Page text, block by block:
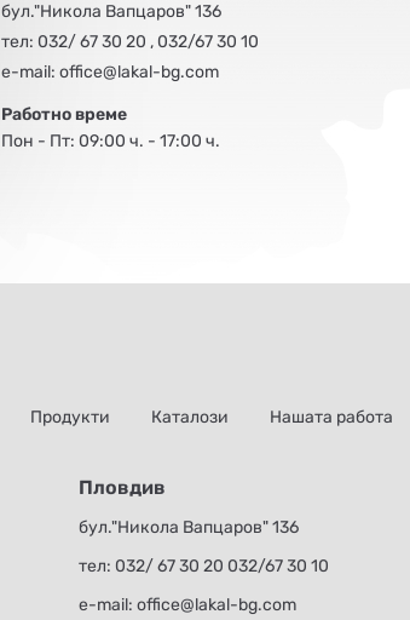
бул."Никола Вапцаров" 136
тел: 032/ 67 30 20 , 032/67 30 10
е-mail: office@lakal-bg.com
Работно време
Пон - Пт: 09:00 ч. - 17:00 ч.
Продукти Каталози Нашата работа
Пловдив
бул."Никола Вапцаров" 136
тел: 032/ 67 30 20 032/67 30 10
е-mail: office@lakal-bg.com